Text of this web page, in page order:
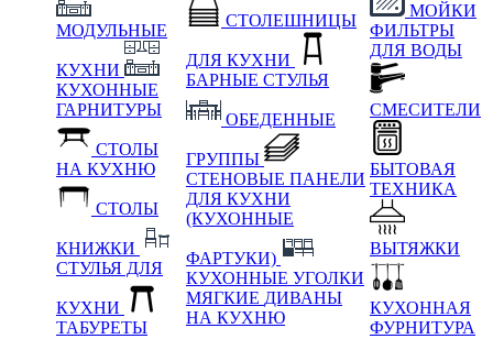
МОДУЛЬНЫЕ
КУХНИ
КУХОННЫЕ
ГАРНИТУРЫ
СТОЛЫ
НА КУХНЮ
СТОЛЫ
КНИЖКИ
СТУЛЬЯ ДЛЯ
КУХНИ
ТАБУРЕТЫ
СТОЛЕШНИЦЫ
ДЛЯ КУХНИ
БАРНЫЕ СТУЛЬЯ
ОБЕДЕННЫЕ
ГРУППЫ
СТЕНОВЫЕ ПАНЕЛИ
ДЛЯ КУХНИ
(КУХОННЫЕ
ФАРТУКИ)
КУХОННЫЕ УГОЛКИ
МЯГКИЕ ДИВАНЫ
НА КУХНЮ
МОЙКИ
ФИЛЬТРЫ
ДЛЯ ВОДЫ
СМЕСИТЕЛИ
БЫТОВАЯ
ТЕХНИКА
ВЫТЯЖКИ
КУХОННАЯ
ФУРНИТУРА